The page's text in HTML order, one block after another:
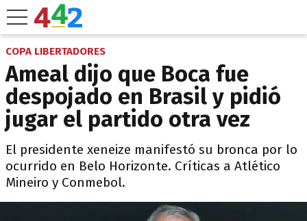
COPA LIBERTADORES
Ameal dijo que Boca fue
despojado en Brasil y pidió
jugar el partido otra vez
El presidente xeneize manifestó su bronca por lo
ocurrido en Belo Horizonte. Críticas a Atlético
Mineiro y Conmebol.